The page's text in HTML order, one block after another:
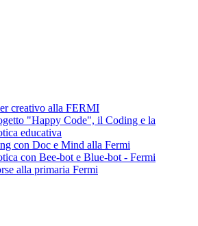
creativo alla FERMI
"Happy Code", il Coding e la
educativa
con Doc e Mind alla Fermi
con Bee-bot e Blue-bot - Fermi
alla primaria Fermi